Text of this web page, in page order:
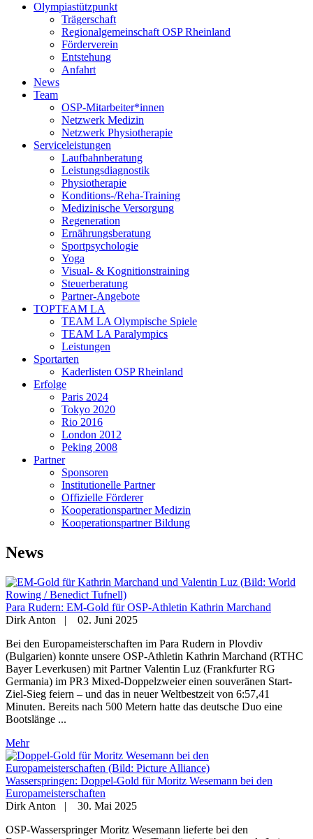
Olympiastützpunkt
Trägerschaft
Regionalgemeinschaft OSP Rheinland
Förderverein
Entstehung
Anfahrt
News
Team
OSP-Mitarbeiter*innen
Netzwerk Medizin
Netzwerk Physiotherapie
Serviceleistungen
Laufbahnberatung
Leistungsdiagnostik
Physiotherapie
Konditions-/Reha-Training
Medizinische Versorgung
Regeneration
Ernährungsberatung
Sportpsychologie
Yoga
Visual- & Kognitionstraining
Steuerberatung
Partner-Angebote
TOPTEAM LA
TEAM LA Olympische Spiele
TEAM LA Paralympics
Leistungen
Sportarten
Kaderlisten OSP Rheinland
Erfolge
Paris 2024
Tokyo 2020
Rio 2016
London 2012
Peking 2008
Partner
Sponsoren
Institutionelle Partner
Offizielle Förderer
Kooperationspartner Medizin
Kooperationspartner Bildung
News
Para Rudern: EM-Gold für OSP-Athletin Kathrin Marchand
Dirk Anton | 02. Juni 2025
Bei den Europameisterschaften im Para Rudern in Plovdiv
(Bulgarien) konnte unsere OSP-Athletin Kathrin Marchand (RTHC
Bayer Leverkusen) mit Partner Valentin Luz (Frankfurter RG
Germania) im PR3 Mixed-Doppelzweier einen souveränen Start-
Ziel-Sieg feiern – und das in neuer Weltbestzeit von 6:57,41
Minuten. Bereits nach 500 Metern hatte das deutsche Duo eine
Bootslänge ...
Mehr
Wasserspringen: Doppel-Gold für Moritz Wesemann bei den
Europameisterschaften
Dirk Anton | 30. Mai 2025
OSP-Wasserspringer Moritz Wesemann lieferte bei den